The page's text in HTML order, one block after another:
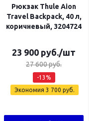
Рюкзак Thule Aion
Travel Backpack, 40 л,
коричневый, 3204724
23 900 руб./шт
27 600руб.
-13 %
Экономия 3 700 руб.